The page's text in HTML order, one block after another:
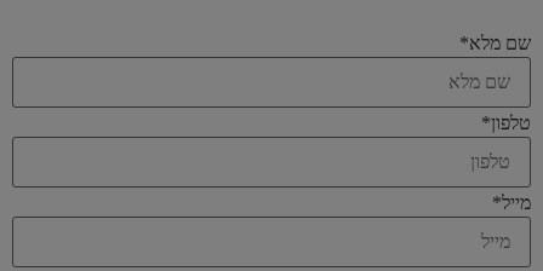
שם מלא*
טלפון*
מייל*